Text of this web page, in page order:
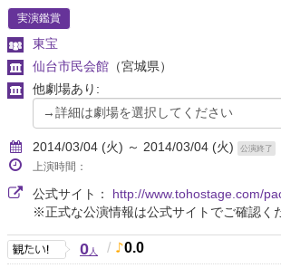
実演鑑賞
東宝
仙台市民会館 （宮城県）
他劇場あり:
2014/03/04 (火) ～ 2014/03/04 (火) 公演終了
上演時間：
公式サイト： http://www.tohostage.com/
※正式な公演情報は公式サイトでご確認く
0人 / 0.0